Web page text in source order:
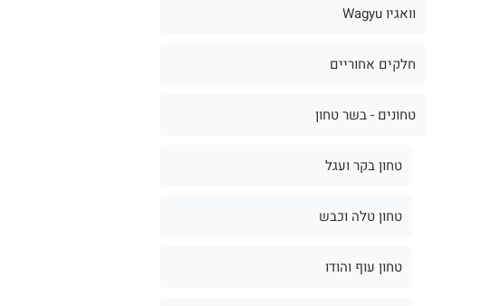
וואגיו Wagyu
חלקים אחוריים
טחונים - בשר טחון
טחון בקר ועגל
טחון טלה וכבש
טחון עוף והודו